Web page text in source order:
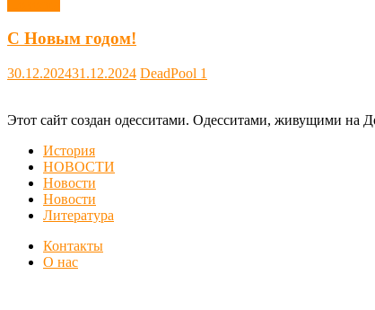
С Новым годом!
30.12.202431.12.2024 DeadPool 1
Этот сайт создан одесситами. Одесситами, живущими на
История
НОВОСТИ
Новости
Новости
Литература
Контакты
О нас